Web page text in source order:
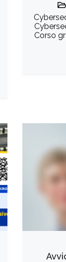
Corso